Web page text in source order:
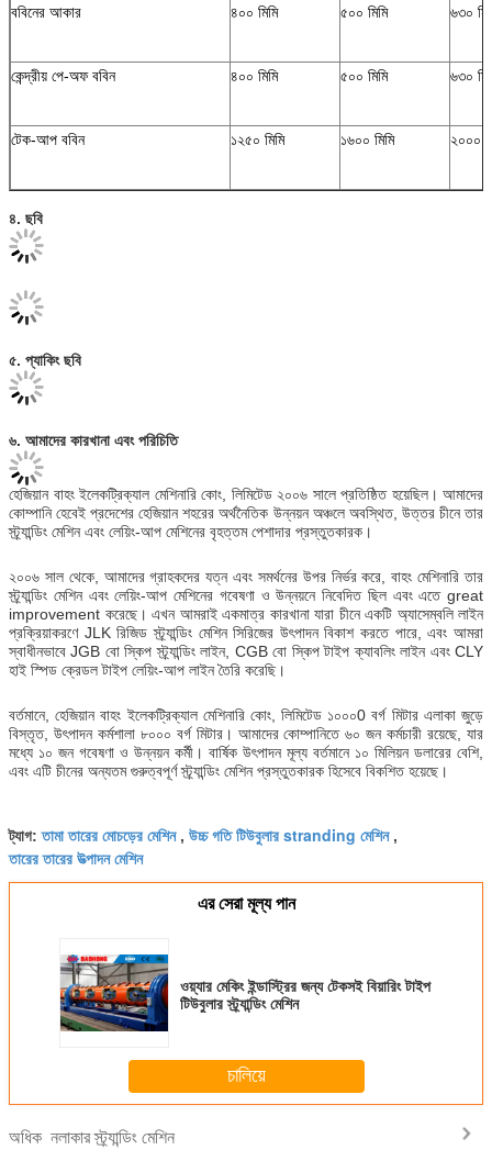
ববিনের আকার ৪০০ মিমি ৫০০ মিমি ৬৩০
কেন্দ্রীয় পে-অফ ববিন ৪০০ মিমি ৫০০ মিমি ৬৩০
টেক-আপ ববিন ১২৫০ মিমি ১৬০০ মিমি ২০০০
৪. ছবি
৫. প্যাকিং ছবি
৬. আমাদের কারখানা এবং পরিচিতি
হেজিয়ান বাহং ইলেকট্রিক্যাল মেশিনারি কোং, লিমিটেড ২০০৬ সালে প্রতিষ্ঠিত হয়েছিল। আমাদের
কোম্পানি হেবেই প্রদেশের হেজিয়ান শহরের অর্থনৈতিক উন্নয়ন অঞ্চলে অবস্থিত, উত্তর চীনে তার
স্ট্র্যান্ডিং মেশিন এবং লেয়িং-আপ মেশিনের বৃহত্তম পেশাদার প্রস্তুতকারক।
২০০৬ সাল থেকে, আমাদের গ্রাহকদের যত্ন এবং সমর্থনের উপর নির্ভর করে, বাহং মেশিনারি তার
স্ট্র্যান্ডিং মেশিন এবং লেয়িং-আপ মেশিনের গবেষণা ও উন্নয়নে নিবেদিত ছিল এবং এতে great
improvement করেছে। এখন আমরাই একমাত্র কারখানা যারা চীনে একটি অ্যাসেম্বলি লাইন
প্রক্রিয়াকরণে JLK রিজিড স্ট্র্যান্ডিং মেশিন সিরিজের উৎপাদন বিকাশ করতে পারে, এবং আমরা
স্বাধীনভাবে JGB বো স্কিপ স্ট্র্যান্ডিং লাইন, CGB বো স্কিপ টাইপ ক্যাবলিং লাইন এবং CLY
হাই স্পিড ক্রেডল টাইপ লেয়িং-আপ লাইন তৈরি করেছি।
বর্তমানে, হেজিয়ান বাহং ইলেকট্রিক্যাল মেশিনারি কোং, লিমিটেড ১০০০0 বর্গ মিটার এলাকা জুড়ে
বিস্তৃত, উৎপাদন কর্মশালা ৮০০০ বর্গ মিটার। আমাদের কোম্পানিতে ৬০ জন কর্মচারী রয়েছে, যার
মধ্যে ১০ জন গবেষণা ও উন্নয়ন কর্মী। বার্ষিক উৎপাদন মূল্য বর্তমানে ১০ মিলিয়ন ডলারের বেশি,
এবং এটি চীনের অন্যতম গুরুত্বপূর্ণ স্ট্র্যান্ডিং মেশিন প্রস্তুতকারক হিসেবে বিকশিত হয়েছে।
ট্যাগ:তামা তারের মোচড়ের মেশিন, উচ্চ গতি টিউবুলার stranding মেশিন,
তারের তারের উত্পাদন মেশিন
এর সেরা মূল্য পান
ওয়্যার মেকিং ইন্ডাস্ট্রির জন্য টেকসই বিয়ারিং টাইপ
টিউবুলার স্ট্র্যান্ডিং মেশিন
চালিয়ে
অধিক নলাকার স্ট্র্যান্ডিং মেশিন